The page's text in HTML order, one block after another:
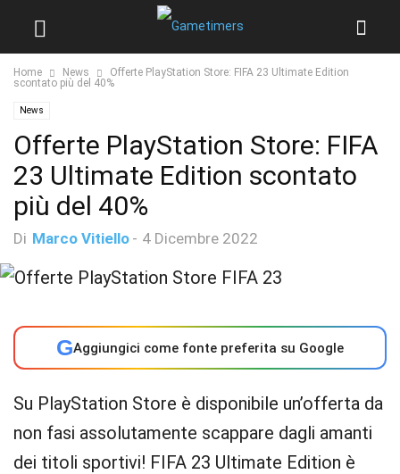
Home News
Offerte PlayStation Store: FIFA 23 Ultimate Edition
scontato più del 40%
News
Offerte PlayStation Store: FIFA
23 Ultimate Edition scontato
più del 40%
Di Marco Vitiello - 4 Dicembre 2022
GAggiungici come fonte preferita su Google
Su PlayStation Store è disponibile un’offerta da
non fasi assolutamente scappare dagli amanti
dei titoli sportivi! FIFA 23 Ultimate Edition è